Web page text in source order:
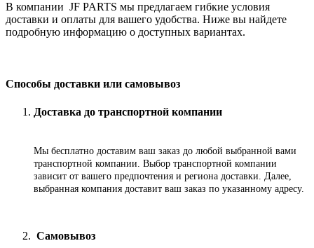
В компании JF PARTS мы предлагаем гибкие условия
доставки и оплаты для вашего удобства. Ниже вы найдете
подробную информацию о доступных вариантах.
Способы доставки или самовывоз
Доставка до транспортной компании
Мы бесплатно доставим ваш заказ до любой выбранной вами
транспортной компании. Выбор транспортной компании
зависит от вашего предпочтения и региона доставки. Далее,
выбранная компания доставит ваш заказ по указанному адресу.
Самовывоз